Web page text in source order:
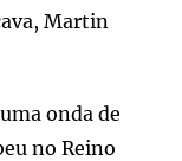
Martin
onda de
no Reino